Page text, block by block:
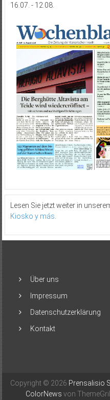
16.07. - 12.08.
Lesen Sie jetzt weiter in
Kiosko y más.
Über uns
Impressum
Datenschutzerklärung
Kontakt
Copyright © 2026 Prensalisio
ColorNews von